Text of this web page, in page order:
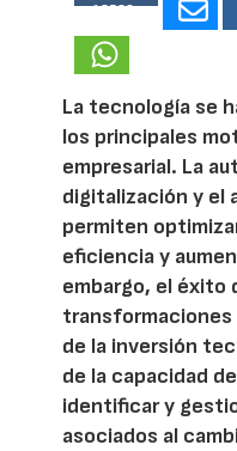
13528
La tecnología se
los principales
empresarial. La
digitalización y el
permiten
eficiencia y
embargo, el éxito
transformaciones
de la inversión
de la capacidad
identificar y
asociados al